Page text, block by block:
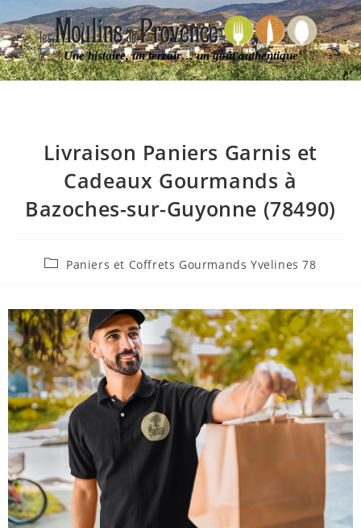
Une histoire, un terroir… un goût authentique
Livraison Paniers Garnis et
Cadeaux Gourmands à
Bazoches-sur-Guyonne (78490)
Paniers et Coffrets Gourmands Yvelines 78